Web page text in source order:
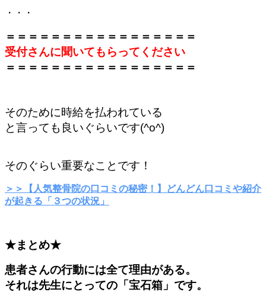
・・・
＝＝＝＝＝＝＝＝＝＝＝＝＝＝＝＝＝
受付さんに聞いてもらってください
＝＝＝＝＝＝＝＝＝＝＝＝＝＝＝＝＝
そのために時給を払われている
と言っても良いぐらいです(^o^)
そのぐらい重要なことです！
＞＞【人気整骨院の口コミの秘密！】どんどん口コミや紹介
が起きる「３つの状況」
★まとめ★
患者さんの行動には全て理由がある。
それは先生にとっての「宝石箱」です。